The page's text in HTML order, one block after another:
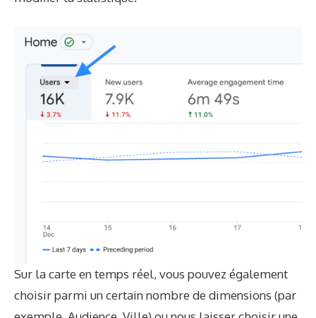
Sur la carte en temps réel, vous pouvez également
choisir parmi un certain nombre de dimensions (par